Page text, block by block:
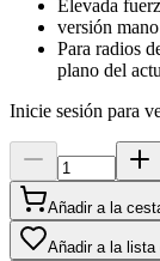
Elevada
versión
Para radios
plano del
Inicie sesión para
Añadir a la
Añadir a la lista